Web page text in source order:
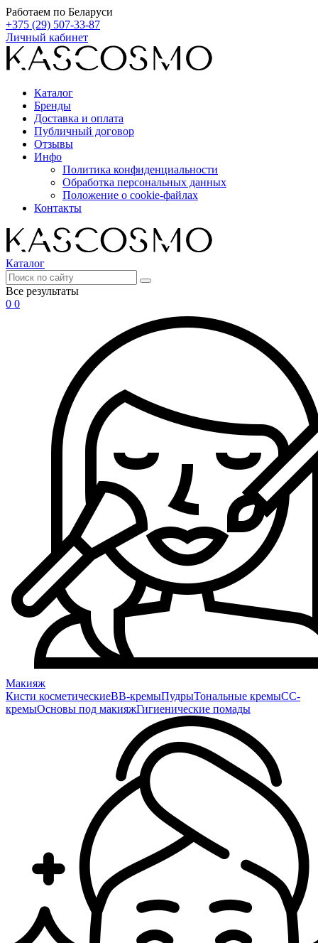
Работаем по Беларуси
+375 (29) 507-33-87
Личный кабинет
Каталог
Бренды
Доставка и оплата
Публичный договор
Отзывы
Инфо
Политика конфиденциальности
Обработка персональных данных
Положение о cookie-файлах
Контакты
Каталог
Все результаты
0 0
Макияж
Кисти косметическиеBB-кремыПудрыТональные кремыCC-
кремыОсновы под макияжГигиенические помады